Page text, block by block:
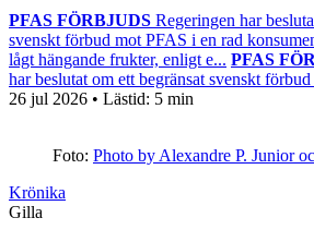
PFAS FÖRBJUDS Regeringen har
svenskt förbud mot PFAS i en rad
lågt hängande frukter, enligt e... PFAS
har beslutat om ett begränsat svenskt
26 jul 2026 • Lästid: 5 min
Foto: Photo by Alexandre P. Junior
Krönika
Gilla